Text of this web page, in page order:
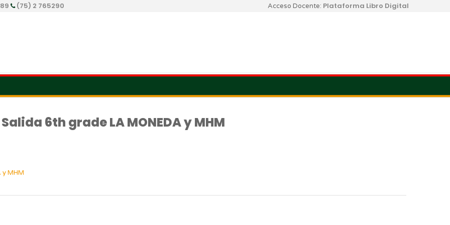
(75) 2 765290 Acceso Docente: Plataforma Libro Digital
Salida 6th grade LA MONEDA y MHM
y MHM